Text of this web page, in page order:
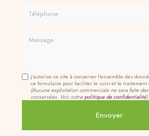
J'autorise ce site à conserver l'ensemble des
ce formulaire pour faciliter le suivi et le traitement
(Aucune exploitation commerciale ne sera faite
conservées. Voir notre politique de confidentialité)